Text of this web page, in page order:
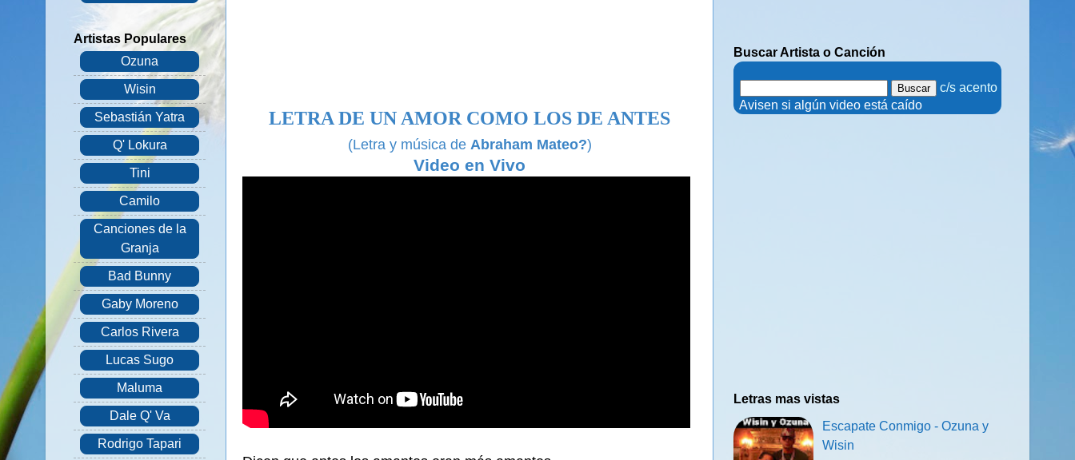
LETRA DE UN AMOR COMO LOS DE ANTES
(Letra y música de Abraham Mateo?)
Video en Vivo
Artistas Populares
Ozuna
Wisin
Sebastián Yatra
Q' Lokura
Tini
Camilo
Canciones de la
Granja
Bad Bunny
Gaby Moreno
Carlos Rivera
Lucas Sugo
Maluma
Dale Q' Va
Rodrigo Tapari
Buscar Artista o Canción
c/s acento
. Avisen si algún video está caído
Letras mas vistas
Escapate Conmigo - Ozuna y
Wisin